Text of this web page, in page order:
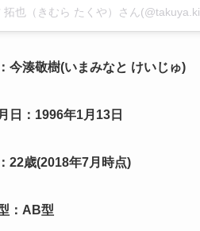
拓也（きむら たくや）さん
今湊敬樹(いまみなと けいじゅ)
日：1996年1月13日
22歳(2018年7月時点)
：AB型